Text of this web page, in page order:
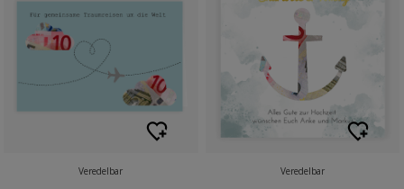
Veredelbar Veredelbar